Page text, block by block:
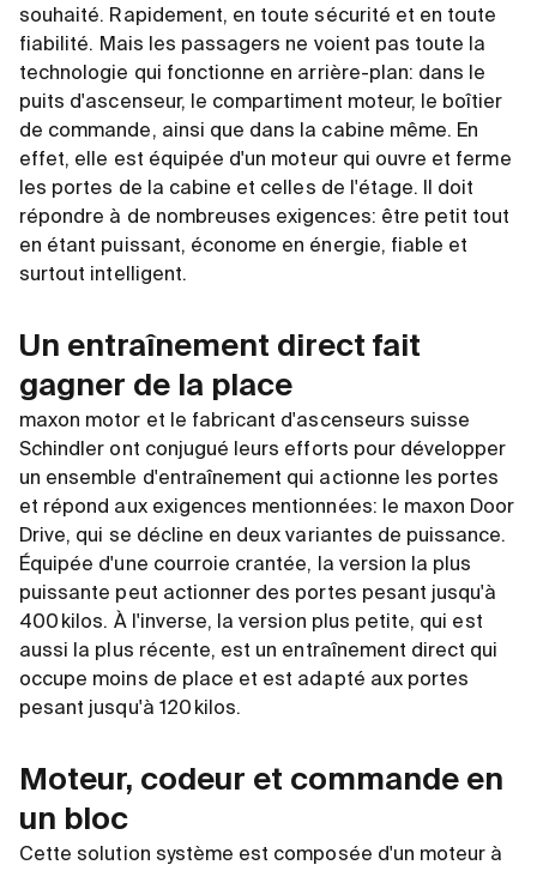
souhaité. Rapidement, en toute sécurité et en toute
fiabilité. Mais les passagers ne voient pas toute la
technologie qui fonctionne en arrière-plan: dans le
puits d'ascenseur, le compartiment moteur, le boîtier
de commande, ainsi que dans la cabine même. En
effet, elle est équipée d'un moteur qui ouvre et ferme
les portes de la cabine et celles de l'étage. Il doit
répondre à de nombreuses exigences: être petit tout
en étant puissant, économe en énergie, fiable et
surtout intelligent.
Un entraînement direct fait
gagner de la place
maxon motor et le fabricant d'ascenseurs suisse
Schindler ont conjugué leurs efforts pour développer
un ensemble d'entraînement qui actionne les portes
et répond aux exigences mentionnées: le maxon Door
Drive, qui se décline en deux variantes de puissance.
Équipée d'une courroie crantée, la version la plus
puissante peut actionner des portes pesant jusqu'à
400 kilos. À l'inverse, la version plus petite, qui est
aussi la plus récente, est un entraînement direct qui
occupe moins de place et est adapté aux portes
pesant jusqu'à 120 kilos.
Moteur, codeur et commande en
un bloc
Cette solution système est composée d'un moteur à